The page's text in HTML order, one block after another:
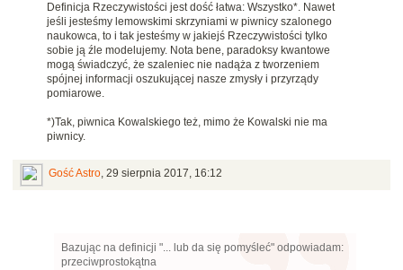
Definicja Rzeczywistości jest dość łatwa: Wszystko*. Nawet
jeśli jesteśmy lemowskimi skrzyniami w piwnicy szalonego
naukowca, to i tak jesteśmy w jakiejś Rzeczywistości tylko
sobie ją źle modelujemy. Nota bene, paradoksy kwantowe
mogą świadczyć, że szaleniec nie nadąża z tworzeniem
spójnej informacji oszukującej nasze zmysły i przyrządy
pomiarowe.
*)Tak, piwnica Kowalskiego też, mimo że Kowalski nie ma
piwnicy.
Gość Astro, 29 sierpnia 2017, 16:12
Bazując na definicji "... lub da się pomyśleć" odpowiadam:
przeciwprostokątna